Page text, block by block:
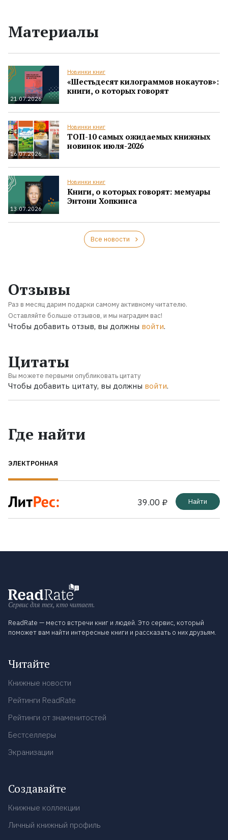
Материалы
21.07.2026
Новинки книг
«Шестьдесят килограммов нокаутов»:
книги, о которых говорят
16.07.2026
Новинки книг
ТОП-10 самых ожидаемых книжных
новинок июля-2026
13.07.2026
Новинки книг
Книги, о которых говорят: мемуары
Энтони Хопкинса
Все новости
Отзывы
Раз в месяц дарим подарки самому активному читателю.
Оставляйте больше отзывов, и мы наградим вас!
Чтобы добавить отзыв, вы должны войти.
Цитаты
Вы можете первыми опубликовать цитату
Чтобы добавить цитату, вы должны войти.
Где найти
ЭЛЕКТРОННАЯ
39.00 ₽ Найти
Сервис для тех, кто читает.
ReadRate — место встречи книг и людей. Это сервис, который
поможет вам найти интересные книги и рассказать о них друзьям.
Читайте
Книжные новости
Рейтинги ReadRate
Рейтинги от знаменитостей
Бестселлеры
Экранизации
Создавайте
Книжные коллекции
Личный книжный профиль